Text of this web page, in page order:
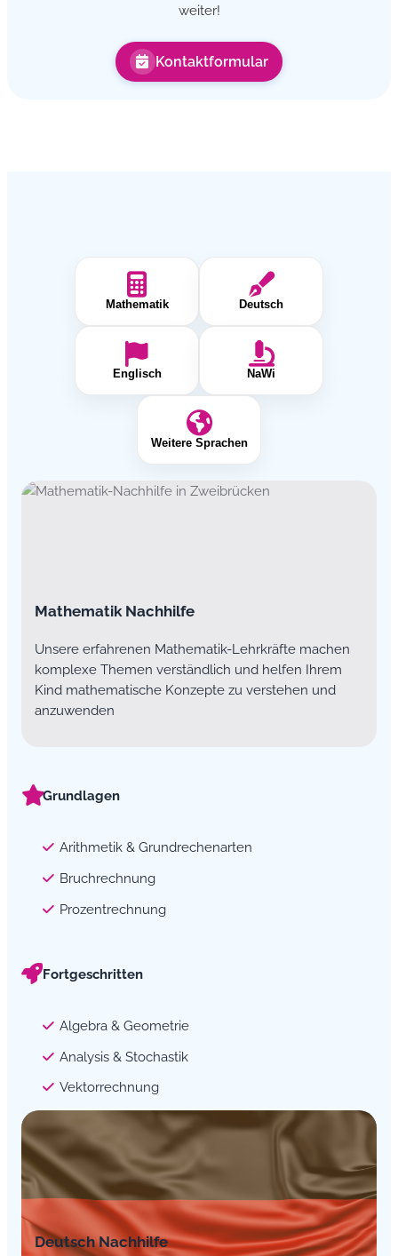
weiter!
Kontaktformular
Mathematik Deutsch
Englisch NaWi
Weitere Sprachen
Mathematik Nachhilfe
Unsere erfahrenen Mathematik-Lehrkräfte machen
komplexe Themen verständlich und helfen Ihrem
Kind mathematische Konzepte zu verstehen und
anzuwenden
Grundlagen
Arithmetik & Grundrechenarten
Bruchrechnung
Prozentrechnung
Fortgeschritten
Algebra & Geometrie
Analysis & Stochastik
Vektorrechnung
Deutsch Nachhilfe